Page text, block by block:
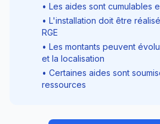
• Les aides sont cumulables
• L'installation doit être
RGE
• Les montants peuvent
et la localisation
• Certaines aides sont
ressources